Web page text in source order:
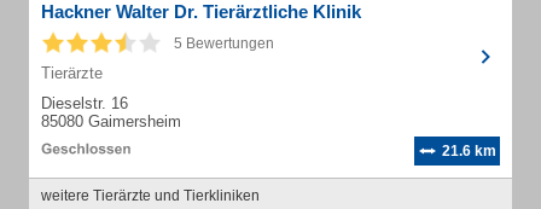
Hackner Walter Dr. Tierärztliche Klinik
5 Bewertungen
Tierärzte
Dieselstr. 16
85080 Gaimersheim
21.6 km
weitere Tierärzte und Tierkliniken